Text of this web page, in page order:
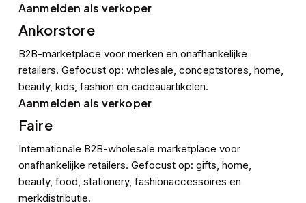
Aanmelden als verkoper
Ankorstore
B2B-marketplace voor merken en onafhankelijke
retailers. Gefocust op: wholesale, conceptstores, home,
beauty, kids, fashion en cadeauartikelen.
Aanmelden als verkoper
Faire
Internationale B2B-wholesale marketplace voor
onafhankelijke retailers. Gefocust op: gifts, home,
beauty, food, stationery, fashionaccessoires en
merkdistributie.